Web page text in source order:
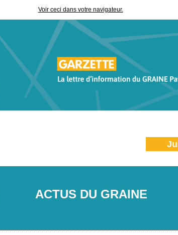
Voir ceci dans votre navigateur.
ACTUS DU GRAINE